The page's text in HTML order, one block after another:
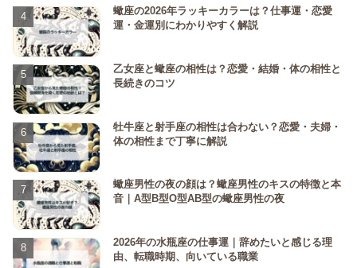
蠍座の2026年ラッキーカラーは？仕事運・恋愛
運・金運別にわかりやすく解説
乙女座と蠍座の相性は？恋愛・結婚・体の相性と
長続きのコツ
牡牛座と射手座の相性は合わない？恋愛・夫婦・
体の相性まで丁寧に解説
蠍座男性の夜の顔は？蠍座男性のキスの特徴と本
音｜A型B型O型AB型の蠍座男性の夜
2026年の水瓶座の仕事運｜辞めたいと感じる理
由、転職時期、向いている職業